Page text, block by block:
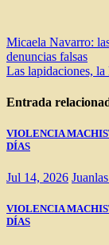
Navegación
de
Micaela Navarro:
denuncias falsas
Las lapidaciones,
Entrada
VIOLENCIA
DÍAS
Jul 14, 2026
VIOLENCIA
DÍAS